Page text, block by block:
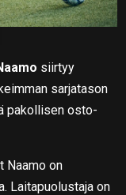
siirtyy
sarjatason
pakollisen osto-
Naamo on
Laitapuolustaja on